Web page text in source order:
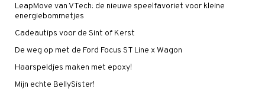
LeapMove van VTech: de nieuwe speelfavoriet voor kleine
energiebommetjes
Cadeautips voor de Sint of Kerst
De weg op met de Ford Focus ST Line x Wagon
Haarspeldjes maken met epoxy!
Mijn echte BellySister!